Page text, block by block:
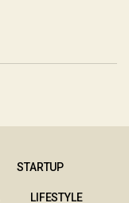
STARTUP
LIFESTYLE